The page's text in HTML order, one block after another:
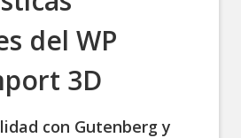
del WP
3D
con Gutenberg y